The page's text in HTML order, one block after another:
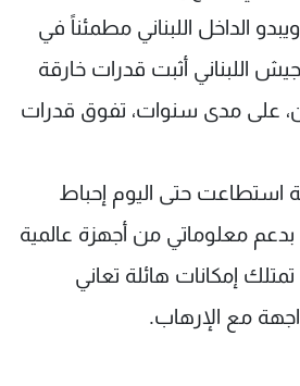
الداخل اللبناني مطمئناً في
اللبناني أثبت قدرات خارقة
على مدى سنوات، تفوق قدرات
استطاعت حتى اليوم إحباط
بدعم معلوماتي من أجهزة عالمية
إمكانات هائلة تعاني
مع اﻹرهاب.